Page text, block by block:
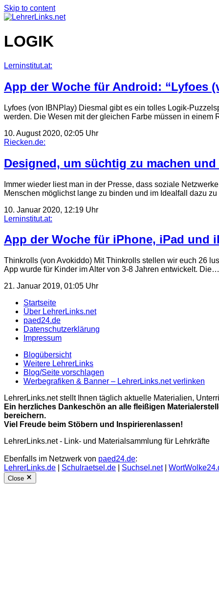
Skip to content
LOGIK
Lerninstitut.at:
App der Woche für Android: “Lyfoes
Lyfoes (von IBNPlay) Diesmal gibt es ein tolles Logik-
werden. Die Wesen mit der gleichen Farbe müssen in
10. August 2020, 02:05 Uhr
Riecken.de:
Designed, um süchtig zu machen und
Immer wieder liest man in der Presse, dass soziale
Menschen möglichst lange zu binden und im Idealfall dazu
10. Januar 2020, 12:19 Uhr
Lerninstitut.at:
App der Woche für iPhone, iPad und
Thinkrolls (von Avokiddo) Mit Thinkrolls stellen wir euch 26
App wurde für Kinder im Alter von 3-8 Jahren entwickelt. Die…
21. Januar 2019, 01:05 Uhr
Startseite
Über LehrerLinks.net
paed24.de
Datenschutzerklärung
Impressum
Blogübersicht
Weitere LehrerLinks
Blog/Seite vorschlagen
Werbegrafiken & Banner – LehrerLinks.net verlinken
LehrerLinks.net stellt Ihnen täglich aktuelle Materialien,
Ein herzliches Dankeschön an alle fleißigen
bereichern.
Viel Freude beim Stöbern und Inspirierenlassen!
LehrerLinks.net - Link- und Materialsammlung für Lehrkräfte
Ebenfalls im Netzwerk von paed24.de:
LehrerLinks.de
Schulraetsel.de Suchsel.net|
Close